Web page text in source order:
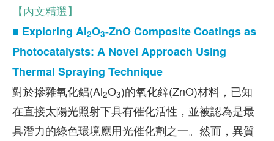
【內文精選】
■ Exploring Al2O3-ZnO Composite Coatings as
Photocatalysts: A Novel Approach Using
Thermal Spraying Technique
對於摻雜氧化鋁(Al2O3)的氧化鋅(ZnO)材料，已知
在直接太陽光照射下具有催化活性，並被認為是最
具潛力的綠色環境應用光催化劑之一。然而，異質